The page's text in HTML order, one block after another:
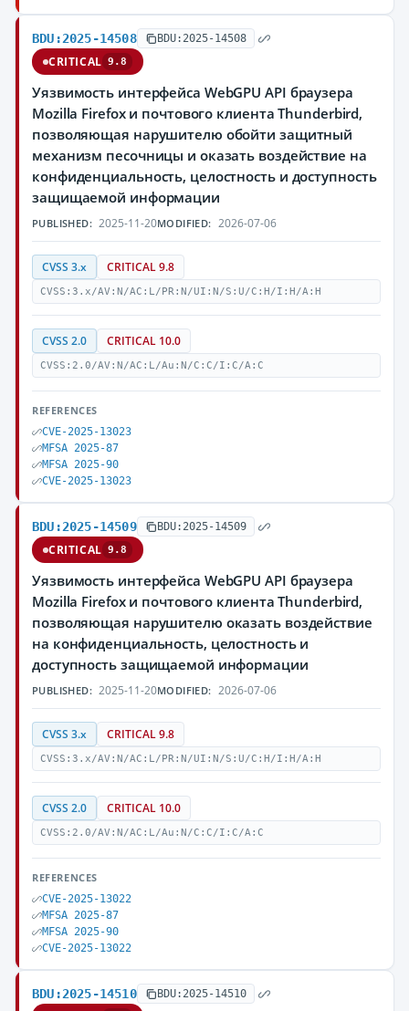
BDU:2025-14508 BDU:2025-14508
CRITICAL 9.8
Уязвимость интерфейса WebGPU API браузера
Mozilla Firefox и почтового клиента Thunderbird,
позволяющая нарушителю обойти защитный
механизм песочницы и оказать воздействие на
конфиденциальность, целостность и доступность
защищаемой информации
PUBLISHED: 2025-11-20MODIFIED: 2026-07-06
CVSS 3.x CRITICAL 9.8
CVSS:3.x/AV:N/AC:L/PR:N/UI:N/S:U/C:H/I:H/A:H
CVSS 2.0 CRITICAL 10.0
CVSS:2.0/AV:N/AC:L/Au:N/C:C/I:C/A:C
REFERENCES
CVE-2025-13023
MFSA 2025-87
MFSA 2025-90
CVE-2025-13023
BDU:2025-14509 BDU:2025-14509
CRITICAL 9.8
Уязвимость интерфейса WebGPU API браузера
Mozilla Firefox и почтового клиента Thunderbird,
позволяющая нарушителю оказать воздействие
на конфиденциальность, целостность и
доступность защищаемой информации
PUBLISHED: 2025-11-20MODIFIED: 2026-07-06
CVSS 3.x CRITICAL 9.8
CVSS:3.x/AV:N/AC:L/PR:N/UI:N/S:U/C:H/I:H/A:H
CVSS 2.0 CRITICAL 10.0
CVSS:2.0/AV:N/AC:L/Au:N/C:C/I:C/A:C
REFERENCES
CVE-2025-13022
MFSA 2025-87
MFSA 2025-90
CVE-2025-13022
BDU:2025-14510 BDU:2025-14510